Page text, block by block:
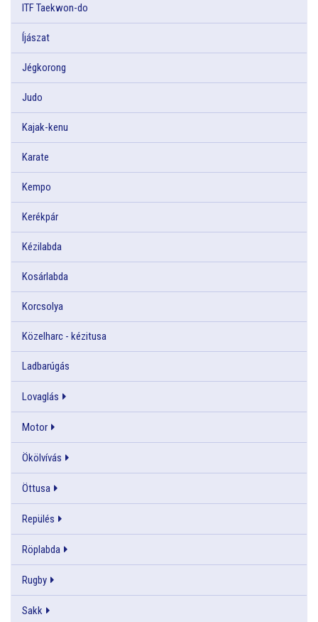
ITF Taekwon-do
Íjászat
Jégkorong
Judo
Kajak-kenu
Karate
Kempo
Kerékpár
Kézilabda
Kosárlabda
Korcsolya
Közelharc - kézitusa
Ladbarúgás
Lovaglás
Motor
Ökölvívás
Öttusa
Repülés
Röplabda
Rugby
Sakk